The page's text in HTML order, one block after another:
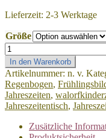
Lieferzeit: 2-3 Werktage
Größe
Jahreszeitenbild
Frühlingsstimmung
20/20cm
-30/30cm
Quadrat/
Aquarellprint
handgemalt
nach
waldorfart
In den Warenkorb
Artikelnummer: n. v.
Regenbogen,
Jahreszeiten,
Jahreszeitentisch,
Zusätzliche